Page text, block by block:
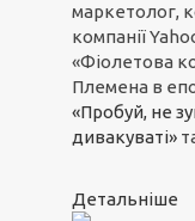
маркетолог,
компанії
«Фіолетова
Племена в
«Пробуй, не
дивакуваті»
Детальніше